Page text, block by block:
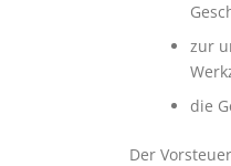
zur
die
Der